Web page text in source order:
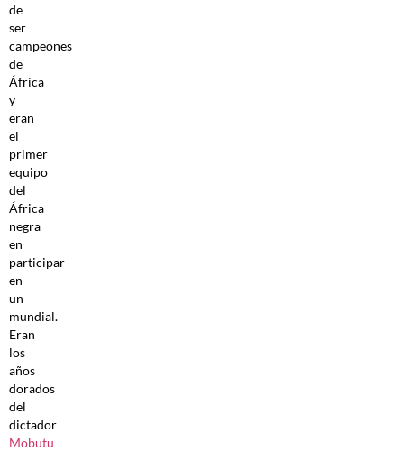
de
ser
campeones
de
África
y
eran
el
primer
equipo
del
África
negra
en
participar
en
un
mundial.
Eran
los
años
dorados
del
dictador
Mobutu